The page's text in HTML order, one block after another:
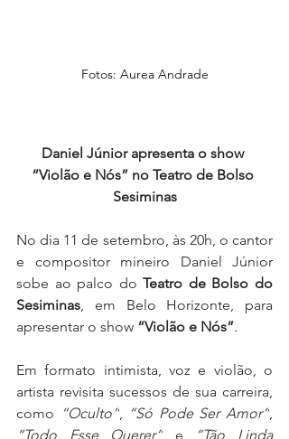
Fotos: Aurea Andrade
Daniel Júnior apresenta o show
“Violão e Nós” no Teatro de Bolso
Sesiminas
No dia 11 de setembro, às 20h, o cantor
e compositor mineiro Daniel Júnior
sobe ao palco do Teatro de Bolso do
Sesiminas, em Belo Horizonte, para
apresentar o show “Violão e Nós”.
Em formato intimista, voz e violão, o
artista revisita sucessos de sua carreira,
como
“Oculto”, “Só Pode Ser Amor”
“Todo Esse Querer” e
“Tão Linda